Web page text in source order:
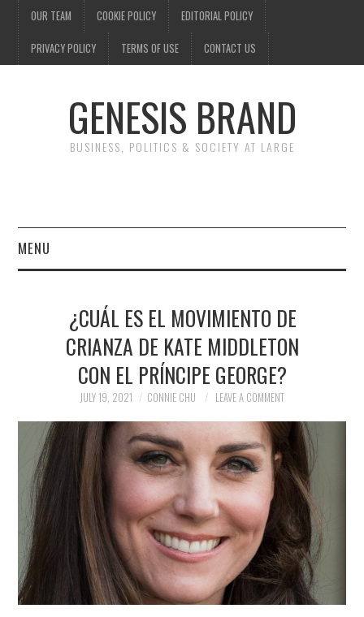
OUR TEAM COOKIE POLICY EDITORIAL POLICY
PRIVACY POLICY TERMS OF USE CONTACT US
GENESIS BRAND
BUSINESS, POLITICS & SOCIETY AT LARGE
MENU
FINANCE
SOCIETY
SPORTS
TECHNOLOGY
¿CUÁL ES EL MOVIMIENTO DE
CRIANZA DE KATE MIDDLETON
CON EL PRÍNCIPE GEORGE?
JULY 19, 2021 CONNIE CHU LEAVE A COMMENT